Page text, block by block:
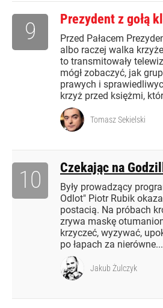
Prezydent z gołą
Przed Pałacem
albo raczej walka
to transmitowały
mógł zobaczyć, jak
prawych i
krzyż przed księżmi,
9
Tomasz Sekielski
Czekając na
Były prowadzący
Odlot" Piotr Rubik
postacią. Na próbach
zrywa maskę
krzyczeć, wyzywać,
po łapach za nierówne...
10
Jakub Żulczyk